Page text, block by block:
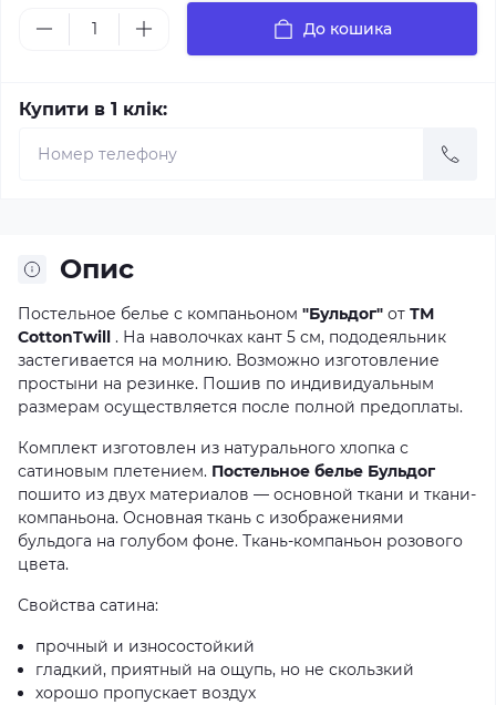
До кошика
Купити в 1 клік:
Опис
Постельное белье с компаньоном "Бульдог" от ТМ
CottonTwill . На наволочках кант 5 см, пододеяльник
застегивается на молнию. Возможно изготовление
простыни на резинке. Пошив по индивидуальным
размерам осуществляется после полной предоплаты.
Комплект изготовлен из натурального хлопка с
сатиновым плетением. Постельное белье Бульдог
пошито из двух материалов — основной ткани и ткани-
компаньона. Основная ткань с изображениями
бульдога на голубом фоне. Ткань-компаньон розового
цвета.
Свойства сатина:
прочный и износостойкий
гладкий, приятный на ощупь, но не скользкий
хорошо пропускает воздух